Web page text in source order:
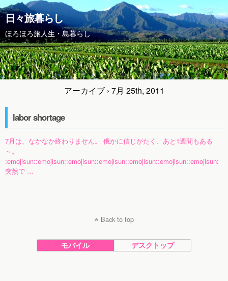
日々旅暮らし
ほろほろ旅人生・島暮らし
アーカイブ › 7月 25th, 2011
labor shortage
7月は、なかなか終わりません。 俄かに信じがたく、あと1週間もある
～。
:emojisun::emojisun::emojisun::emojisun::emojisun::emojisun::emojisun:
突然で …
Back to top
モバイル デスクトップ